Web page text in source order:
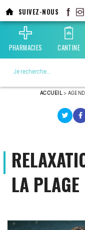
au
contenu
principal
SUIVEZ-NOUS
PHARMACIES CANTINE
ACCUEIL>
LA PLAGE